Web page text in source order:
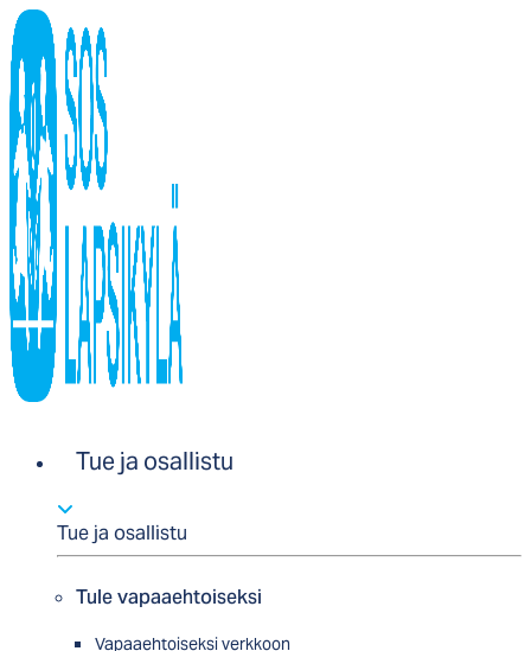
Tue ja osallistu
Tue ja osallistu
Tule vapaaehtoiseksi
Vapaaehtoiseksi verkkoon